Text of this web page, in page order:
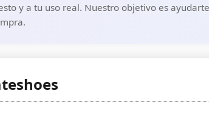
y a tu uso real. Nuestro objetivo es